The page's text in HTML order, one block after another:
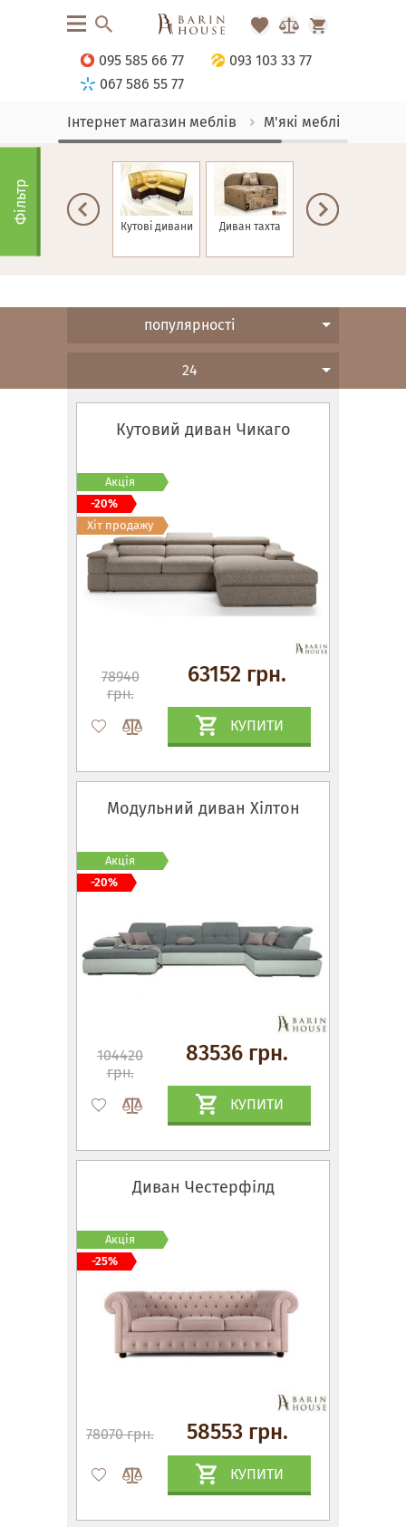
095 585 66 77
093 103 33 77
067 586 55 77
Інтернет магазин меблів М'які меблі
Дивани для
Кутові дивани Диван тахта
Дивани
Фільтр
популярності
24
Кутовий диван Чикаго
78940
грн.
63152 грн.
КУПИТИ
Акція
-20%
Хіт продажу
Модульний диван Хілтон
104420
грн.
83536 грн.
КУПИТИ
Акція
-20%
Диван Честерфілд
78070 грн. 58553 грн.
КУПИТИ
Акція
-25%